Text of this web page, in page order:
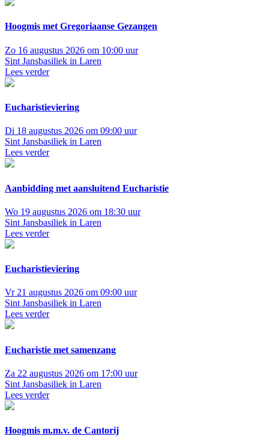
Hoogmis met Gregoriaanse Gezangen
Zo 16 augustus 2026 om 10:00 uur
Sint Jansbasiliek in Laren
Lees verder
Eucharistieviering
Di 18 augustus 2026 om 09:00 uur
Sint Jansbasiliek in Laren
Lees verder
Aanbidding met aansluitend Eucharistie
Wo 19 augustus 2026 om 18:30 uur
Sint Jansbasiliek in Laren
Lees verder
Eucharistieviering
Vr 21 augustus 2026 om 09:00 uur
Sint Jansbasiliek in Laren
Lees verder
Eucharistie met samenzang
Za 22 augustus 2026 om 17:00 uur
Sint Jansbasiliek in Laren
Lees verder
Hoogmis m.m.v. de Cantorij